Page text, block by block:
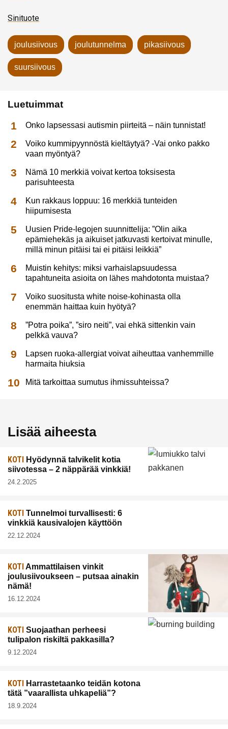
Sinituote
joulusiivous joulutunnelma pikasiivous
suursiivous
Luetuimmat
Onko lapsessasi autismin piirteitä – näin tunnistat!
Voiko kummipyynnöstä kieltäytyä? -Vai onko pakko
vaan myöntyä?
Nämä 10 merkkiä voivat kertoa toksisesta
parisuhteesta
Kun rakkaus loppuu: 16 merkkiä tunteiden
hiipumisesta
Uusien Pride-legojen suunnittelija: ”Olin aika
epämiehekäs ja aikuiset jatkuvasti kertoivat minulle,
millä minun pitäisi tai ei pitäisi leikkiä”
Muistin kehitys: miksi varhaislapsuudessa
tapahtuneita asioita on lähes mahdotonta muistaa?
Voiko suositusta white noise-kohinasta olla
enemmän haittaa kuin hyötyä?
”Potra poika”, ”siro neiti”, vai ehkä sittenkin vain
pelkkä vauva?
Lapsen ruoka-allergiat voivat aiheuttaa vanhemmille
harmaita hiuksia
Mitä tarkoittaa sumutus ihmissuhteissa?
Lisää aiheesta
KOTI Hyödynnä talvikelit kotia
siivotessa – 2 näppärää vinkkiä!
24.2.2025
KOTI Tunnelmoi turvallisesti: 6
vinkkiä kausivalojen käyttöön
22.12.2024
KOTIAmmattilaisen vinkit
joulusiivoukseen – putsaa ainakin
nämä!
16.12.2024
KOTI Suojaathan perheesi
tulipalon riskiltä pakkasilla?
9.12.2024
KOTI Harrastetaanko teidän kotona
tätä ”vaarallista uhkapeliä”?
18.9.2024